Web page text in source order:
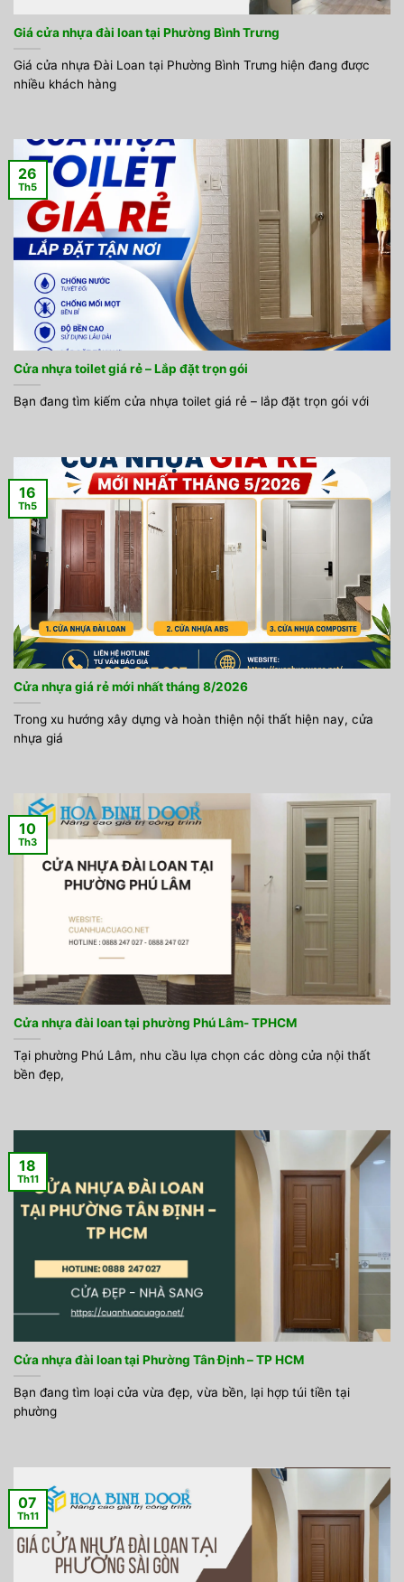
Giá cửa nhựa đài loan tại Phường Bình Trưng
Giá cửa nhựa Đài Loan tại Phường Bình Trưng hiện đang được
nhiều khách hàng
Cửa nhựa toilet giá rẻ – Lắp đặt trọn gói
Bạn đang tìm kiếm cửa nhựa toilet giá rẻ – lắp đặt trọn gói với
26
Th5
Cửa nhựa giá rẻ mới nhất tháng 8/2026
Trong xu hướng xây dựng và hoàn thiện nội thất hiện nay, cửa
nhựa giá
16
Th5
Cửa nhựa đài loan tại phường Phú Lâm- TPHCM
Tại phường Phú Lâm, nhu cầu lựa chọn các dòng cửa nội thất
bền đẹp,
10
Th3
Cửa nhựa đài loan tại Phường Tân Định – TP HCM
Bạn đang tìm loại cửa vừa đẹp, vừa bền, lại hợp túi tiền tại
phường
18
Th11
07
Th11